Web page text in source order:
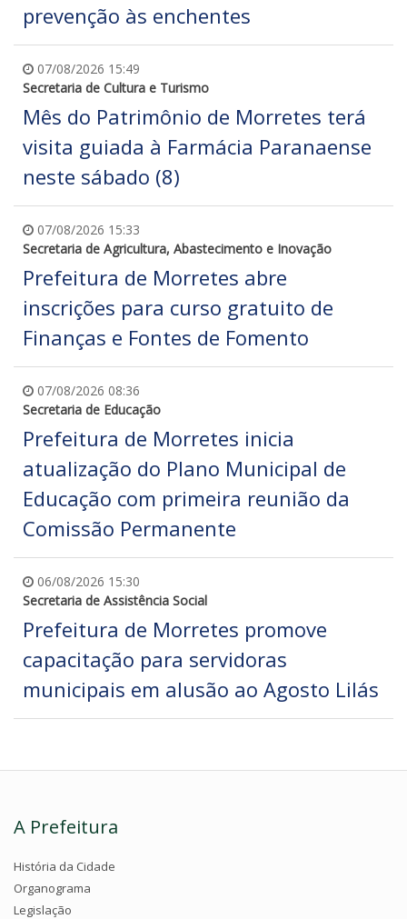
prevenção às enchentes
07/08/2026 15:49
Secretaria de Cultura e Turismo
Mês do Patrimônio de Morretes terá
visita guiada à Farmácia Paranaense
neste sábado (8)
07/08/2026 15:33
Secretaria de Agricultura, Abastecimento e Inovação
Prefeitura de Morretes abre
inscrições para curso gratuito de
Finanças e Fontes de Fomento
07/08/2026 08:36
Secretaria de Educação
Prefeitura de Morretes inicia
atualização do Plano Municipal de
Educação com primeira reunião da
Comissão Permanente
06/08/2026 15:30
Secretaria de Assistência Social
Prefeitura de Morretes promove
capacitação para servidoras
municipais em alusão ao Agosto Lilás
A Prefeitura
História da Cidade
Organograma
Legislação